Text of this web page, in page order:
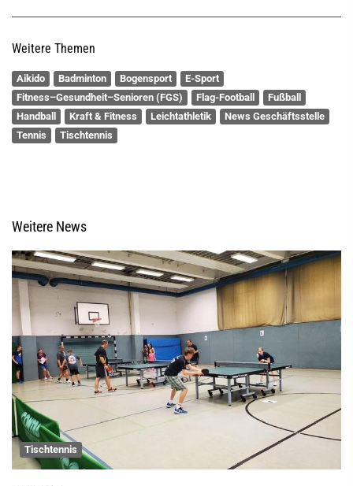
Weitere Themen
Aikido Badminton Bogensport
E-Sport
Fitness–Gesundheit–Senioren (FGS)
Flag-Football
Fußball
Handball
Kraft & Fitness Leichtathletik
News Geschäftsstelle
Tennis
Tischtennis
Weitere News
Tischtennis